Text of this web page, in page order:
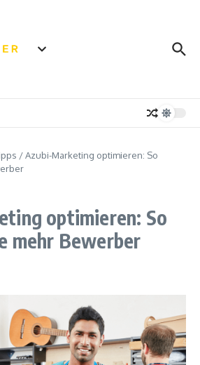
/Azubi-Marketing optimieren: So
optimieren: So
mehr Bewerber